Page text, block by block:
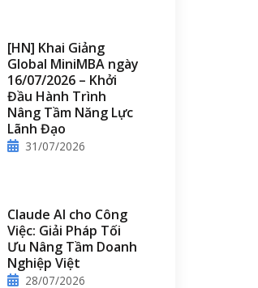
[HN] Khai Giảng
Global MiniMBA ngày
16/07/2026 – Khởi
Đầu Hành Trình
Nâng Tầm Năng Lực
Lãnh Đạo
31/07/2026
Claude AI cho Công
Việc: Giải Pháp Tối
Ưu Nâng Tầm Doanh
Nghiệp Việt
28/07/2026